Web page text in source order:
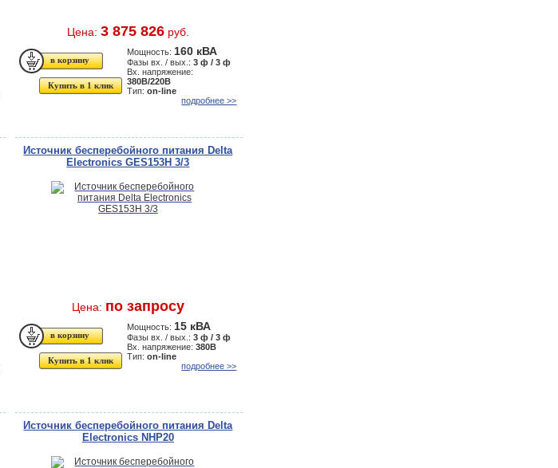
Цена: 3 875 826руб.
Купить в 1 клик
Мощность: 160 кВА
Фазы вх. / вых.:3 ф / 3 ф
Вх. напряжение:
380В/220В
Тип:on-line
подробнее >>
Источник бесперебойного питания Delta
Electronics GES153H 3/3
Цена: по запросу
Купить в 1 клик
Мощность: 15 кВА
Фазы вх. / вых.:3 ф / 3 ф
Вх. напряжение:380В
Тип:on-line
подробнее >>
Источник бесперебойного питания Delta
Electronics NHP20